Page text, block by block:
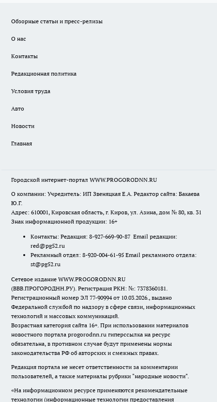
Обзорные статьи и пресс-релизы
О нас
Контакты
Редакционная политика
Условия труда
Авто
Новости
Главная
Городской интернет-портал WWW.PROGORODNN.RU
О компании: Учредитель: ИП Звеняцкая Е.А. Редактор сайта: Бакаева
Ю.Г.
Адрес: 610001, Кировская область, г. Киров, ул. Азина, дом № 80, кв. 31
Знак информационной продукции: 16+
Контакты: Редакция: 8-927-669-90-87 Email редакции:
red@pg52.ru
Рекламный отдел: 8-920-004-61-95 Email рекламного отдела:
st@pg52.ru
Сетевое издание WWW.PROGORODNN.RU
(ВВВ.ПРОГОРОДНН.РУ). Регистрация РКН: №: 7378360181.
Регистрационный номер ЭЛ 77-90994 от 10.03.2026., выдано
Федеральной службой по надзору в сфере связи, информационных
технологий и массовых коммуникаций.
Возрастная категория сайта 16+. При использовании материалов
новостного портала progorodnn.ru гиперссылка на ресурс
обязательна, в противном случае будут применены нормы
законодательства РФ об авторских и смежных правах.
Редакция портала не несет ответственности за комментарии
пользователей, а также материалы рубрики "народные новости".
«На информационном ресурсе применяются рекомендательные
технологии (информационные технологии предоставления